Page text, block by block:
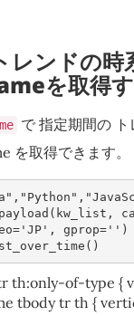
レンドの時
を取得
で 指定期間の
を取得できます。
, "Python" ,
( kw_list ,
='JP' , gprop='' )
()
th:only-of-type {
tbody tr th {